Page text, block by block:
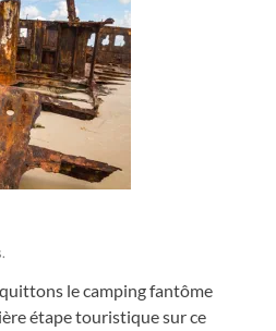
le camping fantôme
étape touristique sur ce